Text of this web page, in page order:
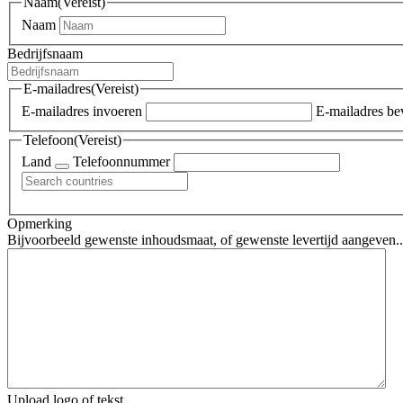
Naam
Bedrijfsnaam
E-mailadres(Vereist)
E-mailadres invoeren
E-mailadres
Telefoon(Vereist)
Land
Telefoonnummer
Opmerking
Bijvoorbeeld gewenste inhoudsmaat, of gewenste levertijd
Upload logo of tekst